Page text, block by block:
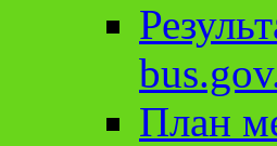
План